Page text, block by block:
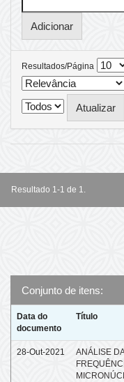
Resultados/Página
Resultado 1-1 de 1.
Conjunto de itens:
Data do
documento
Título
28-Out-2021
ANÁLISE DA